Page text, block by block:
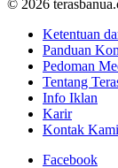
© 2026
Ketentuan
Panduan
Pedoman
Tentang
Info Iklan
Karir
Kontak Kami
Facebook